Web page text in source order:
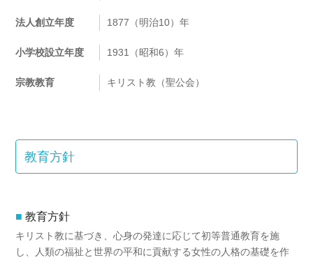
法人創立年度 1877（明治10）年
小学校設立年度 1931（昭和6）年
宗教教育 キリスト教（聖公会）
教育方針
教育方針
キリスト教に基づき、心身の発達に応じて初等普通教育を施
し、人類の福祉と世界の平和に貢献する女性の人格の基礎を作